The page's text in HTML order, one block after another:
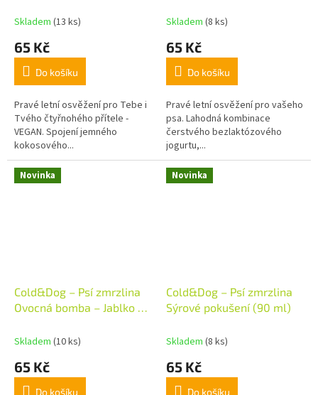
Skladem (13 ks)
65 Kč
Do košíku
Pravé letní osvěžení pro Tebe i
Tvého čtyřnohého přítele -
VEGAN. Spojení jemného
kokosového...
Skladem (8 ks)
65 Kč
Do košíku
Pravé letní osvěžení pro vašeho
psa. Lahodná kombinace
čerstvého bezlaktózového
jogurtu,...
Novinka
Cold&Dog – Psí zmrzlina
Ovocná bomba – Jablko &
Skladem (10 ks)
65 Kč
Do košíku
Novinka
Cold&Dog – Psí zmrzlina
Sýrové pokušení (90 ml)
Skladem (8 ks)
65 Kč
Do košíku